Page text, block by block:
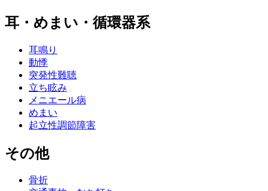
耳・めまい・循環器系
耳鳴り
動悸
突発性難聴
立ち眩み
メニエール病
めまい
起立性調節障害
その他
骨折